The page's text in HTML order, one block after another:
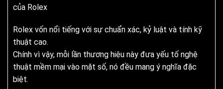
của Rolex
Rolex vốn nổi tiếng với sự chuẩn xác, kỷ luật và tính kỹ
thuật cao.
Chính vì vậy, mỗi lần thương hiệu này đưa yếu tố nghệ
thuật mềm mại vào mặt số, nó đều mang ý nghĩa đặc
biệt.